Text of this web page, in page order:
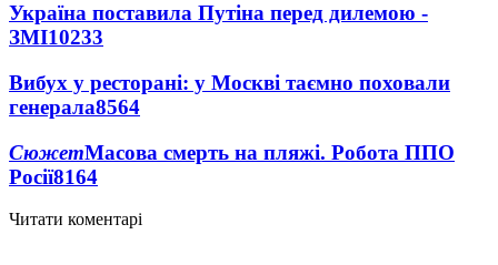
Україна поставила Путіна перед дилемою -
ЗМІ10233
Вибух у ресторані: у Москві таємно поховали
генерала8564
СюжетМасова смерть на пляжі. Робота ППО
Росії8164
Читати коментарі